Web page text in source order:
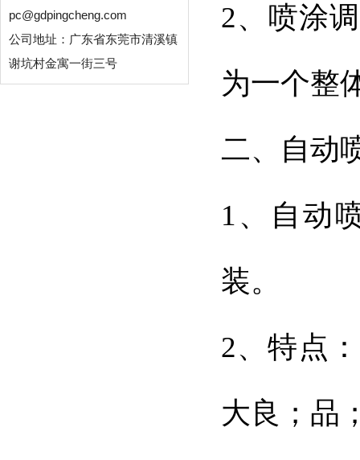
pc@gdpingcheng.com
公司地址：广东省东莞市清溪镇
谢坑村金寓一街三号
2、喷涂
为一个整
二、自动
1、自动
装。
2、特点
大良；品